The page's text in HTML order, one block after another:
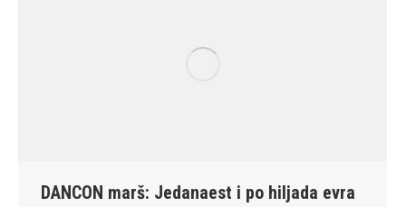
DANCON marš: Jedanaest i po hiljada evra